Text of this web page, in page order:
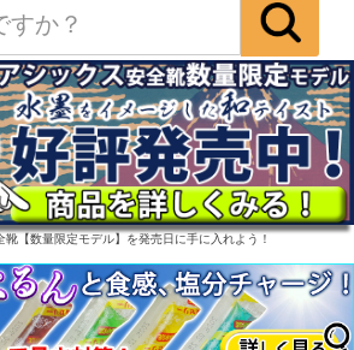
靴【数量限定モデル】を発売日に手に入れよう！